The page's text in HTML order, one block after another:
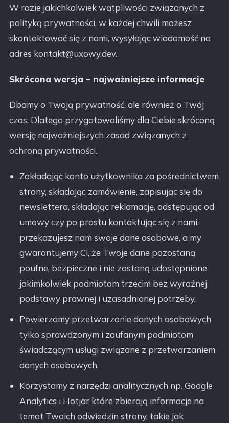
W razie jakichkolwiek wątpliwości związanych z
polityką prywatności, w każdej chwili możesz
skontaktować się z nami, wysyłając wiadomość na
adres kontakt@uxowy.dev.
Skrócona wersja – najważniejsze informacje
Dbamy o Twoją prywatność, ale również o Twój
czas. Dlatego przygotowaliśmy dla Ciebie skróconą
wersję najważniejszych zasad związanych z
ochroną prywatności.
Zakładając konto użytkownika za pośrednictwem
strony, składając zamówienie, zapisując się do
newslettera, składając reklamację, odstępując od
umowy czy po prostu kontaktując się z nami,
przekazujesz nam swoje dane osobowe, a my
gwarantujemy Ci, że Twoje dane pozostaną
poufne, bezpieczne i nie zostaną udostępnione
jakimkolwiek podmiotom trzecim bez wyraźnej
podstawy prawnej i uzasadnionej potrzeby.
Powierzamy przetwarzanie danych osobowych
tylko sprawdzonym i zaufanym podmiotom
świadczącym usługi związane z przetwarzaniem
danych osobowych.
Korzystamy z narzędzi analitycznych np. Google
Analytics i Hotjar które zbierają informacje na
temat Twoich odwiedzin strony, takie jak